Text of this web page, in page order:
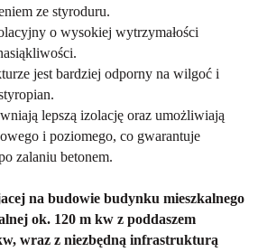
ze styroduru.
o wysokiej wytrzymałości
jest bardziej odporny na wilgoć i
lepszą izolację oraz umożliwiają
i poziomego, co gwarantuje
zalaniu betonem.
na budowie budynku mieszkalnego
ok. 120 m kw z poddaszem
wraz z niezbędną infrastrukturą